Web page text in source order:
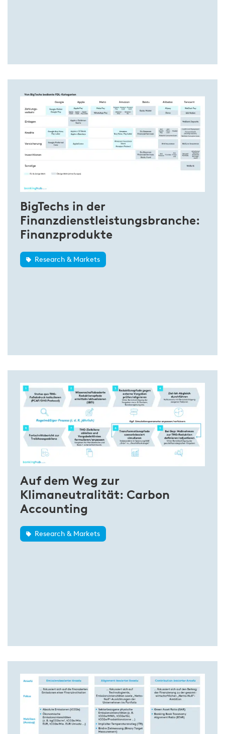
BigTechs in der
Finanzdienstleistungsbranche:
Finanzprodukte
Research & Markets
Auf dem Weg zur
Klimaneutralität: Carbon
Accounting
Research & Markets